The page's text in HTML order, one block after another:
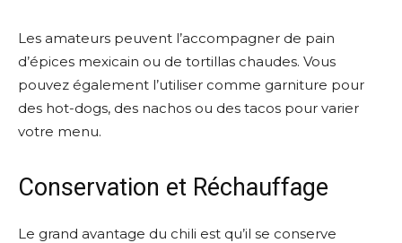
Les amateurs peuvent l’accompagner de pain
d’épices mexicain ou de tortillas chaudes. Vous
pouvez également l’utiliser comme garniture pour
des hot-dogs, des nachos ou des tacos pour varier
votre menu.
Conservation et Réchauffage
Le grand avantage du chili est qu’il se conserve